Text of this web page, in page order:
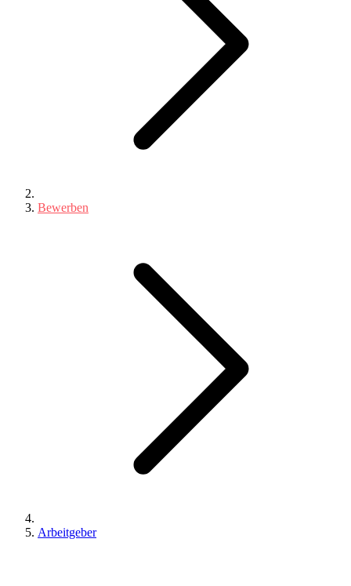
Bewerben
Arbeitgeber